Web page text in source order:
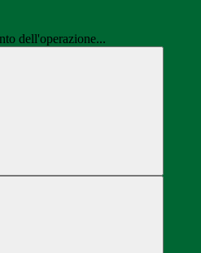
dell'operazione...